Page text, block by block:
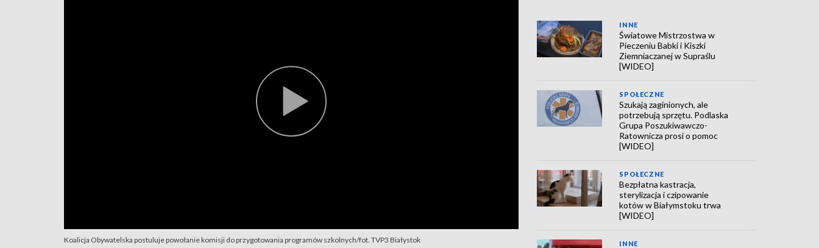
Koalicja Obywatelska postuluje powołanie komisji do przygotowania programów szkolnych/fot. TVP3 Białystok
INNE
Światowe Mistrzostwa w
Pieczeniu Babki i Kiszki
Ziemniaczanej w Supraślu
[WIDEO]
SPOŁECZNE
Szukają zaginionych, ale
potrzebują sprzętu. Podlaska
Grupa Poszukiwawczo-
Ratownicza prosi o pomoc
[WIDEO]
SPOŁECZNE
Bezpłatna kastracja,
sterylizacja i czipowanie
kotów w Białymstoku trwa
[WIDEO]
INNE